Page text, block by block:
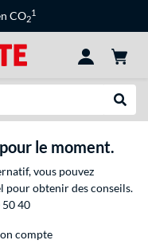
CO2
1
le moment.
vous pouvez
pour obtenir des conseils.
50 40
compte